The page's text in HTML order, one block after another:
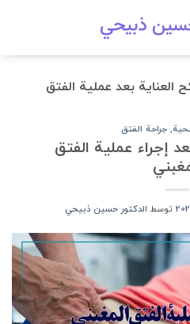
العناية بعد عملية الفتق
, جراحة الفتق
إجراء عملية الفتق
توسط الدكتور حسين ذبيحي